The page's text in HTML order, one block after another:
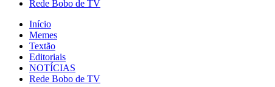
Rede Bobo de TV
Início
Memes
Textão
Editoriais
NOTÍCIAS
Rede Bobo de TV